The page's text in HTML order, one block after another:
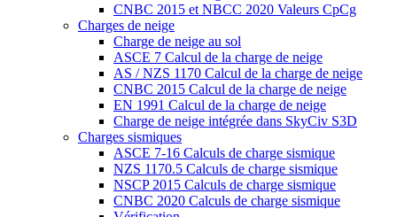
CNBC 2015 et NBCC 2020 Valeurs CpCg
Charges de neige
Charge de neige au sol
ASCE 7 Calcul de la charge de neige
AS / NZS 1170 Calcul de la charge de neige
CNBC 2015 Calcul de la charge de neige
EN 1991 Calcul de la charge de neige
Charge de neige intégrée dans SkyCiv S3D
Charges sismiques
ASCE 7-16 Calculs de charge sismique
NZS 1170.5 Calculs de charge sismique
NSCP 2015 Calculs de charge sismique
CNBC 2020 Calculs de charge sismique